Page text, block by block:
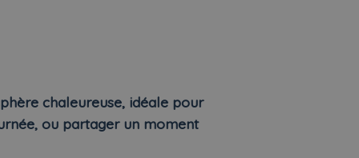
chaleureuse, idéale pour
ou partager un moment